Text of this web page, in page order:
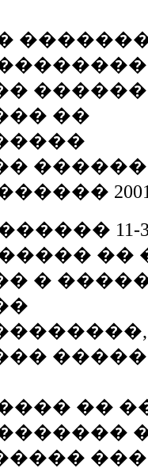
��
11-
�
��